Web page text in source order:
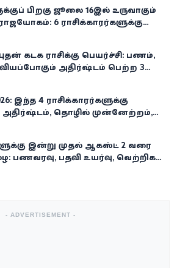
பிறகு ஜூலை 16இல் உருவாகும்
6 ராசிக்காரர்களுக்கு
கடக ராசிக்கு பெயர்ச்சி: பணம்,
அதிர்ஷ்டம் பெற்ற 3
இந்த 4 ராசிக்காரர்களுக்கு
அதிர்ஷ்டம், தொழில் முன்னேற்றம்,
இன்று முதல் ஆகஸ்ட் 2 வரை
பணவரவு, பதவி உயர்வு, வெற்றிகள்
- ADVERTISEMENT -